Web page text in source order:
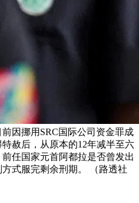
因挪用SRC国际公司资金罪成
赦后，从原本的12年减半至六
任国家元首阿都拉是否曾发出
式服完剩余刑期。 （路透社